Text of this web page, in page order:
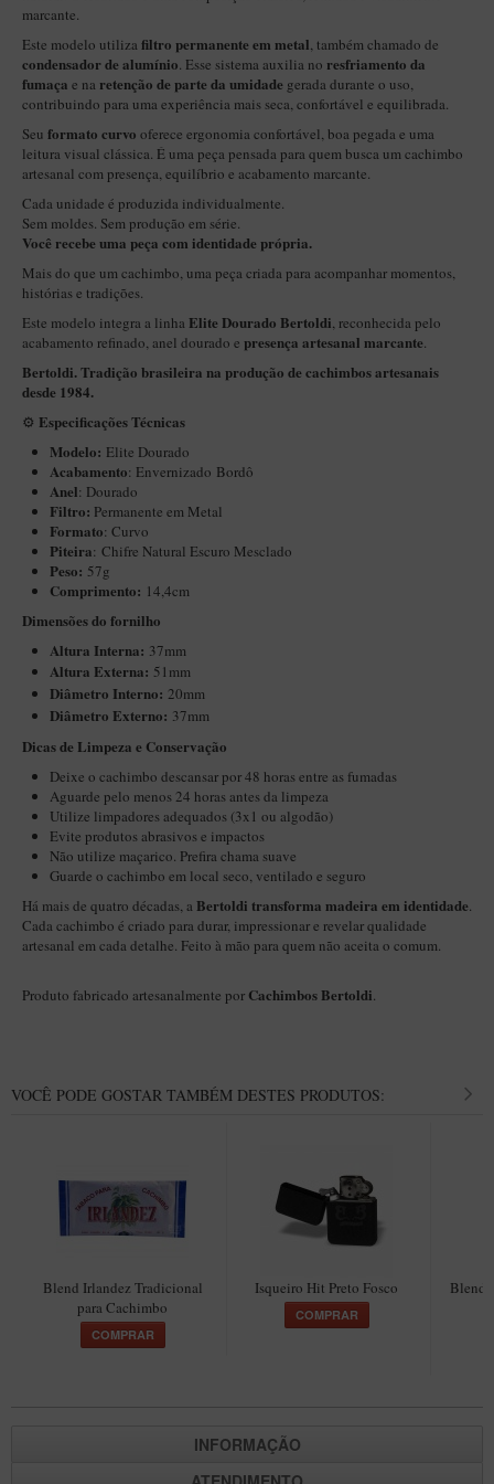
New Rose Polido
Petrus
Piccolo
Premium
Sextavado
Callia
Hobby
Speciale
BB Liso e Rústico
Barolo
CACHIMBOS ARTESANAIS DE BRIAR ITALIANO
Maestro – Briar Italiano
Churchwarden – Briar Italiano
Jateado
Maestro Compacto – Briar Italiano
MONTE SEU KIT/INICIANTES
Blends Para Cachimbo
Suportes
Filtros
Isqueiros
marcante.
Este modelo utiliza filtro permanente em metal, também chamado de
condensador de alumínio. Esse sistema auxilia no resfriamento da
fumaça e na retenção de parte da umidade gerada durante o uso,
contribuindo para uma experiência mais seca, confortável e equilibrada.
Seu formato curvo oferece ergonomia confortável, boa pegada e uma
leitura visual clássica. É uma peça pensada para quem busca um cachimbo
artesanal com presença, equilíbrio e acabamento marcante.
Cada unidade é produzida individualmente.
Sem moldes. Sem produção em série.
Você recebe uma peça com identidade própria.
Mais do que um cachimbo, uma peça criada para acompanhar momentos,
histórias e tradições.
Este modelo integra a linha Elite Dourado Bertoldi, reconhecida pelo
acabamento refinado, anel dourado e presença artesanal marcante.
Bertoldi. Tradição brasileira na produção de cachimbos artesanais
desde 1984.
⚙️ Especificações Técnicas
Modelo: Elite Dourado
Acabamento: Envernizado Bordô
Anel: Dourado
Filtro: Permanente em Metal
Formato: Curvo
Piteira: Chifre Natural Escuro Mesclado
Peso: 57g
Comprimento: 14,4cm
Dimensões do fornilho
Altura Interna: 37mm
Altura Externa: 51mm
Diâmetro Interno: 20mm
Diâmetro Externo: 37mm
​​Dicas de Limpeza e Conservação
Deixe o cachimbo descansar por 48 horas entre as fumadas
Aguarde pelo menos 24 horas antes da limpeza
Utilize limpadores adequados (3x1 ou algodão)
Evite produtos abrasivos e impactos
Não utilize maçarico. Prefira chama suave
Guarde o cachimbo em local seco, ventilado e seguro
Há mais de quatro décadas, a Bertoldi transforma madeira em identidade.
Cada cachimbo é criado para durar, impressionar e revelar qualidade
artesanal em cada detalhe. Feito à mão para quem não aceita o comum.
Produto fabricado artesanalmente por Cachimbos Bertoldi.
VOCÊ PODE GOSTAR TAMBÉM DESTES PRODUTOS:
Blend Irlandez Tradicional
para Cachimbo
COMPRAR
Isqueiro Hit Preto Fosco
COMPRAR
Blend
INFORMAÇÃO